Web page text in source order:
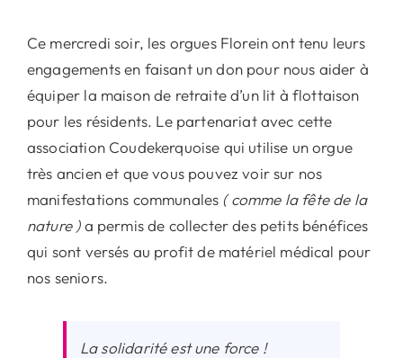
Ce mercredi soir, les orgues Florein ont tenu leurs
engagements en faisant un don pour nous aider à
équiper la maison de retraite d’un lit à flottaison
pour les résidents. Le partenariat avec cette
association Coudekerquoise qui utilise un orgue
très ancien et que vous pouvez voir sur nos
manifestations communales ( comme la fête de la
nature )a permis de collecter des petits bénéfices
qui sont versés au profit de matériel médical pour
nos seniors.
La solidarité est une force !